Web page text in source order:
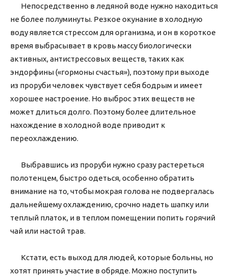
Непосредственно в ледяной воде нужно находиться
не более полуминуты. Резкое окунание в холодную
воду является стрессом для организма, и он в короткое
время выбрасывает в кровь массу биологически
активных, антистрессовых веществ, таких как
эндорфины («гормоны счастья»), поэтому при выходе
из проруби человек чувствует себя бодрым и имеет
хорошее настроение. Но выброс этих веществ не
может длиться долго. Поэтому более длительное
нахождение в холодной воде приводит к
переохлаждению.
Выбравшись из проруби нужно сразу растереться
полотенцем, быстро одеться, особенно обратить
внимание на то, чтобы мокрая голова не подвергалась
дальнейшему охлаждению, срочно надеть шапку или
теплый платок, и в теплом помещении попить горячий
чай или настой трав.
Кстати, есть выход для людей, которые больны, но
хотят принять участие в обряде. Можно поступить